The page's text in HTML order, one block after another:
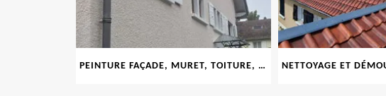
PEINTURE FAÇADE, MURET, TOITURE, BOISERIE, FERRONERIE, GOUTTIÈRE 69